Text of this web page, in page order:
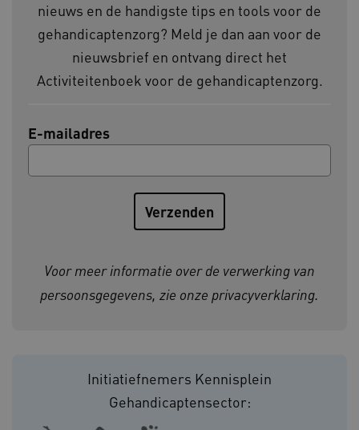
nieuws en de handigste tips en tools voor de
gehandicaptenzorg? Meld je dan aan voor de
nieuwsbrief en ontvang direct het
Activiteitenboek voor de gehandicaptenzorg.
E-mailadres
Voor meer informatie over de verwerking van
persoonsgegevens, zie onze privacyverklaring.
Initiatiefnemers Kennisplein
Gehandicaptensector:
__cf_bm
Cloudflare Inc.
.vimeo.com
CookieScriptConsent
CookieScript
www.kennispleingehandicaptensector.nl
Google Privacy Policy